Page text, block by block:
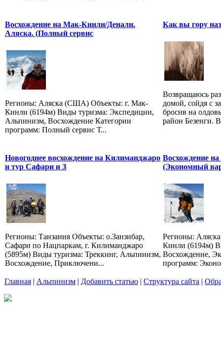
Восхождение на Мак-Кинли/Денали.
Аляска. (Полный сервис
Регионы: Аляска (США) Объекты: г. Мак-
Кинли (6194м) Виды туризма: Экспедиции,
Альпинизм, Восхождение Категории
программ: Полный сервис Т...
Как вы гору
Возвращаюсь
домой, сойдя с
бросив на
район Безенги.
Новогоднее восхождение на Килиманджаро
и тур Cафари и З
Регионы: Танзания Объекты: о.Занзибар,
Сафари по Нацпаркам, г. Килиманджаро
(5895м) Виды туризма: Треккинг, Альпинизм,
Восхождение, Приключени...
Восхождение
(Экономный
Регионы:
Кинли (6194м)
Восхождение,
программ:
Главная | Альпинизм | Добавить статью | Структура сайта |